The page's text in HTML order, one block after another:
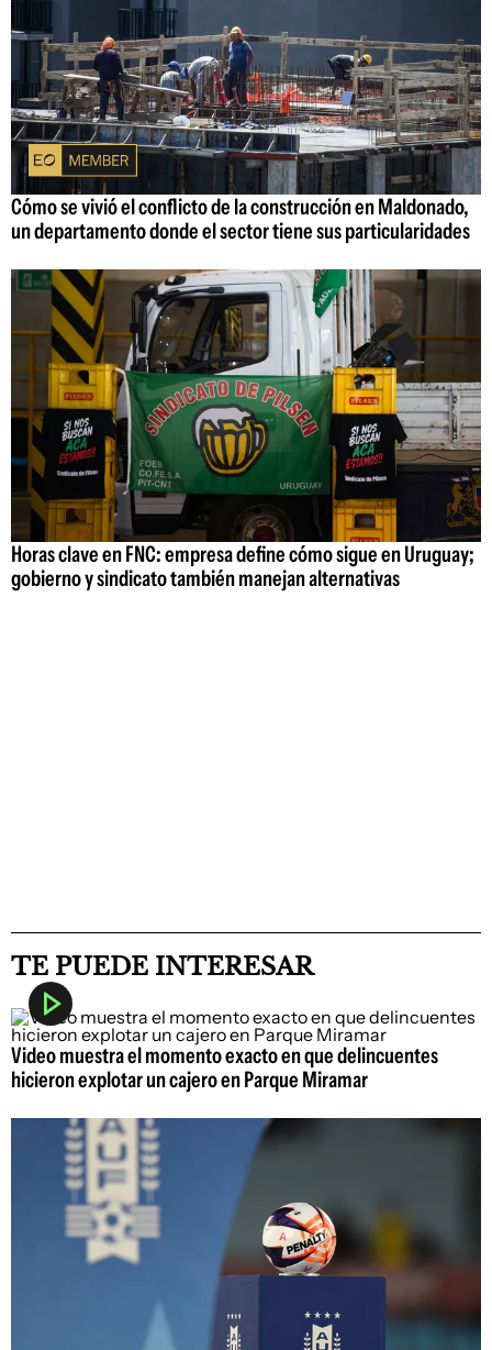
Cómo se vivió el conflicto de la construcción en Maldonado,
un departamento donde el sector tiene sus particularidades
Horas clave en FNC: empresa define cómo sigue en Uruguay;
gobierno y sindicato también manejan alternativas
TE PUEDE INTERESAR
Video muestra el momento exacto en que delincuentes
hicieron explotar un cajero en Parque Miramar